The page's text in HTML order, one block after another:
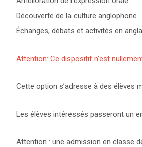
Découverte de la culture anglophone
Échanges, débats et activités en
Attention: Ce dispositif n'est
Cette option s’adresse à des élèves
Les élèves intéressés passeront un
Attention : une admission en classe